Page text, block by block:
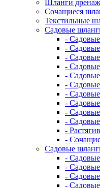
Шланги
Сочащиеся
Текстильные
Садовые
-
-
-
-
-
-
-
-
-
-
-
-
Садовые
-
-
-
-